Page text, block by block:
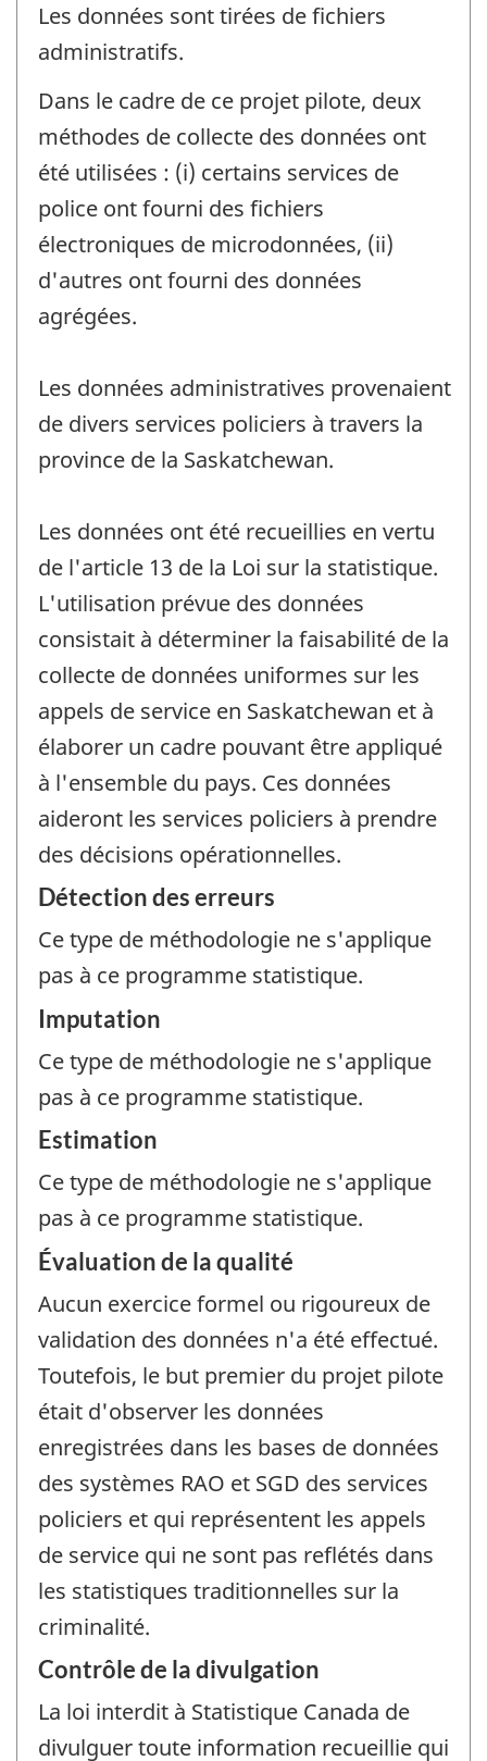
Les données sont tirées de fichiers
administratifs.
Dans le cadre de ce projet pilote, deux
méthodes de collecte des données ont
été utilisées : (i) certains services de
police ont fourni des fichiers
électroniques de microdonnées, (ii)
d'autres ont fourni des données
agrégées.
Les données administratives provenaient
de divers services policiers à travers la
province de la Saskatchewan.
Les données ont été recueillies en vertu
de l'article 13 de la Loi sur la statistique.
L'utilisation prévue des données
consistait à déterminer la faisabilité de la
collecte de données uniformes sur les
appels de service en Saskatchewan et à
élaborer un cadre pouvant être appliqué
à l'ensemble du pays. Ces données
aideront les services policiers à prendre
des décisions opérationnelles.
Détection des erreurs
Ce type de méthodologie ne s'applique
pas à ce programme statistique.
Imputation
Ce type de méthodologie ne s'applique
pas à ce programme statistique.
Estimation
Ce type de méthodologie ne s'applique
pas à ce programme statistique.
Évaluation de la qualité
Aucun exercice formel ou rigoureux de
validation des données n'a été effectué.
Toutefois, le but premier du projet pilote
était d'observer les données
enregistrées dans les bases de données
des systèmes RAO et SGD des services
policiers et qui représentent les appels
de service qui ne sont pas reflétés dans
les statistiques traditionnelles sur la
criminalité.
Contrôle de la divulgation
La loi interdit à Statistique Canada de
divulguer toute information recueillie qui